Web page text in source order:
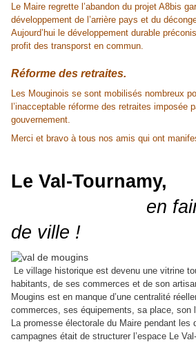
Le Maire regrette l’abandon du projet A8bis
développement de l’arrière pays et du
Aujourd’hui le développement durable
profit des transporst en commun.
Réforme des retraites.
Les Mouginois se sont mobilisés nombreux
l’inacceptable réforme des retraites imposée
gouvernement.
Merci et bravo à tous nos amis qui ont
Le Val-Tournamy,
en
de ville !
Le village historique est devenu une vitrine
habitants, de ses commerces et de son
Mougins est en manque d’une centralité
commerces, ses équipements, sa place, son
La promesse électorale du Maire pendant les
campagnes était de structurer l’espace Le